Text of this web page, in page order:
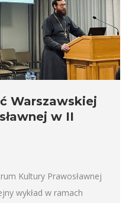
Warszawskiej
w II
Kultury Prawosławnej
wykład w ramach